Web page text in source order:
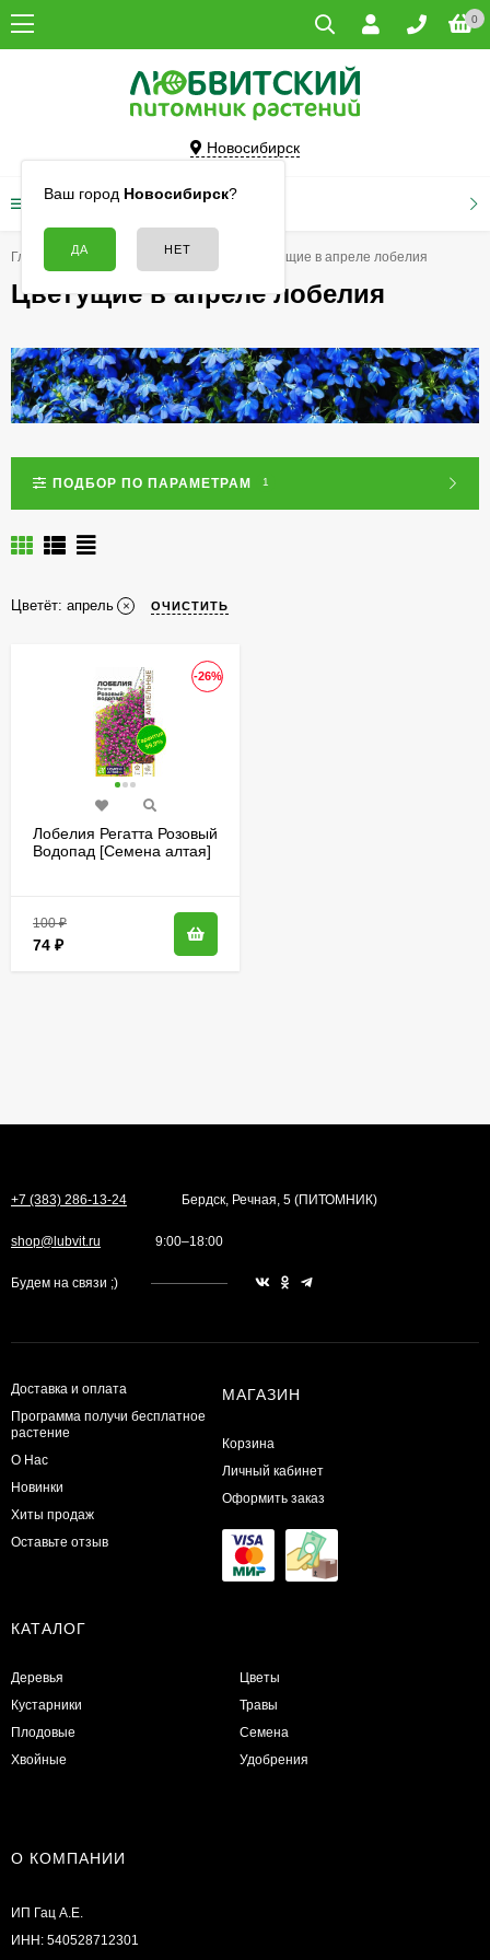
0
Новосибирск
Ваш город Новосибирск?
КАТАЛОГ ТОВАРОВ
Главная Лобелия Цветущие в апреле лобелия
Цветущие в апреле лобелия
ПОДБОР ПО ПАРАМЕТРАМ 1
Цветёт: апрель ОЧИСТИТЬ
-26%
Лобелия Регатта Розовый
Водопад [Семена алтая]
100₽
74 ₽
+7 (383) 286-13-24 Бердск, Речная, 5 (ПИТОМНИК)
shop@lubvit.ru 9:00–18:00
Будем на связи ;)
Доставка и оплата
Программа получи бесплатное
растение
О Нас
Новинки
Хиты продаж
Оставьте отзыв
МАГАЗИН
Корзина
Личный кабинет
Оформить заказ
КАТАЛОГ
Деревья
Кустарники
Плодовые
Хвойные
Цветы
Травы
Семена
Удобрения
О КОМПАНИИ
ИП Гац А.Е.
ИНН: 540528712301